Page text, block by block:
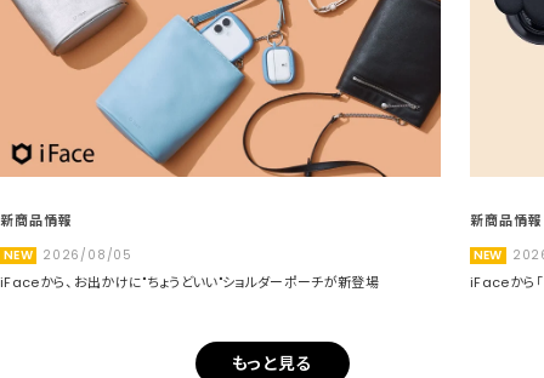
新商品情報
NEW 2026/08/05
iFaceから、お出かけに"ちょうどいい"ショルダーポーチが新登場
新商品情報
NEW
iFaceから
もっと見る